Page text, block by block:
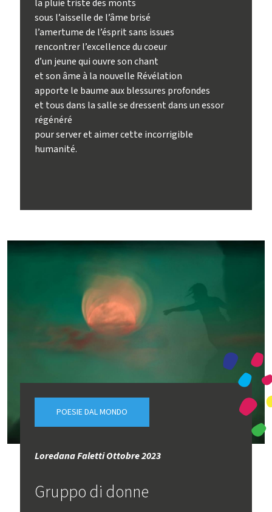
la pluie triste des monts
sous l’aisselle de l’âme brisé
l’amertume de l’ésprit sans issues
rencontrer l’excellence du coeur
d’un jeune qui ouvre son chant
et son âme à la nouvelle Révélation
apporte le baume aux blessures profondes
et tous dans la salle se dressent dans un essor
régénéré
pour server et aimer cette incorrigible
humanité.
POESIE DAL MONDO
Loredana Faletti Ottobre 2023
Gruppo di donne